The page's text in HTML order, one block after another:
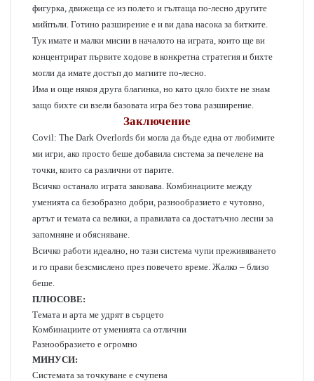
фигурка, движеща се из полето и гълтаща по-лесно другите
мийпъли. Готино разширение е и ви дава насока за битките.
Тук имате и малки мисии в началото на играта, които ще ви
концентрират първите ходове в конкретна стратегия и бихте
могли да имате достъп до магиите по-лесно.
Има и още някоя друга благинка, но като цяло бихте не знам
защо бихте си взели базовата игра без това разширение.
Заключение
Covil: The Dark Overlords би могла да бъде една от любимите
ми игри, ако просто беше добавила система за печелене на
точки, които са различни от парите.
Всичко останало играта заковава. Комбинациите между
уменията са безобразно добри, разнообразието е чутовно,
артът и темата са велики, а правилата са достатъчно лесни за
запомняне и обясняване.
Всичко работи идеално, но тази система чупи преживяването
и го прави безсмислено през повечето време. Жалко – близо
беше.
ПЛЮСОВЕ:
Темата и арта ме удрят в сърцето
Комбинациите от уменията са отлични
Разнообразието е огромно
МИНУСИ:
Системата за точкуване е счупена